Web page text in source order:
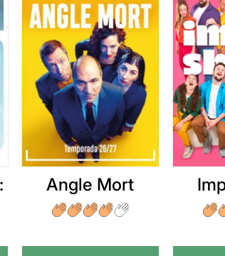
Angle Mort